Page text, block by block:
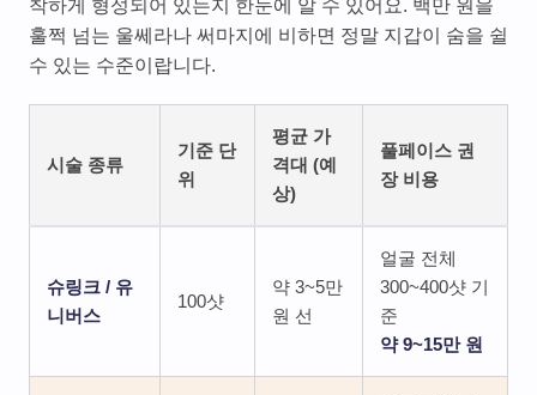
착하게 형성되어 있는지 한눈에 알 수 있어요. 백만 원을
훌쩍 넘는 울쎄라나 써마지에 비하면 정말 지갑이 숨을 쉴
수 있는 수준이랍니다.
시술 종류
기준 단
위
평균 가
격대 (예
상)
풀페이스 권
장 비용
슈링크 / 유
니버스
100샷
약 3~5만
원 선
얼굴 전체
300~400샷 기
준
약 9~15만 원